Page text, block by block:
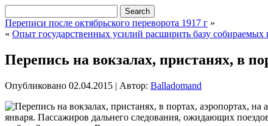
Переписи после октябрьского переворота 1917 г »
« Опыт государственных усилий расширить базу собираемых
Перепись на вокзалах, пристанях, в
Опубликовано 02.04.2015 | Автор: Balladomand
января. Пассажиров дальнего следования, ожидающих